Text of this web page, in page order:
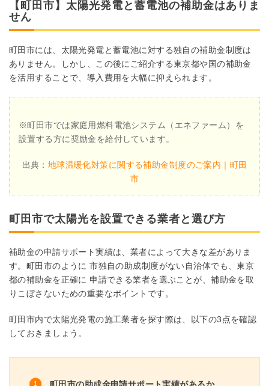
【町田市】太陽光発電と蓄電池の補助金はありま
せん
町田市には、太陽光発電と蓄電池に対する独自の補助金制度は
ありません。しかし、この後にご紹介する東京都や国の補助金
を活用することで、導入費用を大幅に抑えられます。
※町田市では家庭用燃料電池システム（エネファーム）を
設置する方に奨励金を給付しています。
出典： 地球温暖化対策に関する補助金制度のご案内｜町田
市
町田市で太陽光を設置できる業者と選び方
補助金の申請サポート実績は、業者によって大きな差がありま
す。町田市のように 市独自の助成制度がない自治体でも、東京
都の補助金を正確に 申請できる業者を選ぶことが、補助金を取
りこぼさないための重要なポイントです。
町田市内で太陽光発電の施工業者を探す際は、以下の3点を確認
しておきましょう。